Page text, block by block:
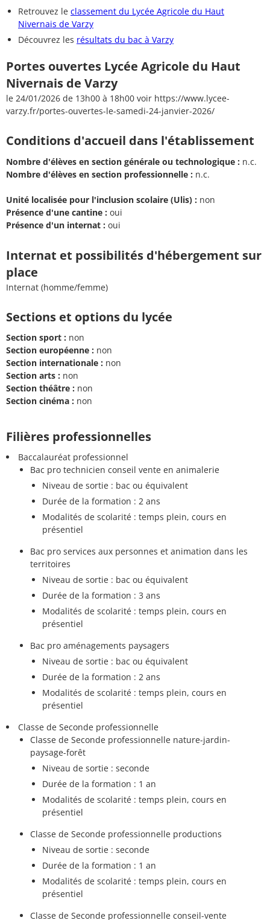
Retrouvez le classement du Lycée Agricole du Haut
Nivernais de Varzy
Découvrez les résultats du bac à Varzy
Portes ouvertes Lycée Agricole du Haut
Nivernais de Varzy
le 24/01/2026 de 13h00 à 18h00 voir https://www.lycee-
varzy.fr/portes-ouvertes-le-samedi-24-janvier-2026/
Conditions d'accueil dans l'établissement
Nombre d'élèves en section générale ou technologique : n.c.
Nombre d'élèves en section professionnelle : n.c.
Unité localisée pour l'inclusion scolaire (Ulis) : non
Présence d'une cantine : oui
Présence d'un internat : oui
Internat et possibilités d'hébergement sur
place
Internat (homme/femme)
Sections et options du lycée
Section sport : non
Section européenne : non
Section internationale : non
Section arts : non
Section théâtre : non
Section cinéma : non
Filières professionnelles
Baccalauréat professionnel
Bac pro technicien conseil vente en animalerie
Niveau de sortie : bac ou équivalent
Durée de la formation : 2 ans
Modalités de scolarité : temps plein, cours en
présentiel
Bac pro services aux personnes et animation dans les
territoires
Niveau de sortie : bac ou équivalent
Durée de la formation : 3 ans
Modalités de scolarité : temps plein, cours en
présentiel
Bac pro aménagements paysagers
Niveau de sortie : bac ou équivalent
Durée de la formation : 2 ans
Modalités de scolarité : temps plein, cours en
présentiel
Classe de Seconde professionnelle
Classe de Seconde professionnelle nature-jardin-
paysage-forêt
Niveau de sortie : seconde
Durée de la formation : 1 an
Modalités de scolarité : temps plein, cours en
présentiel
Classe de Seconde professionnelle productions
Niveau de sortie : seconde
Durée de la formation : 1 an
Modalités de scolarité : temps plein, cours en
présentiel
Classe de Seconde professionnelle conseil-vente